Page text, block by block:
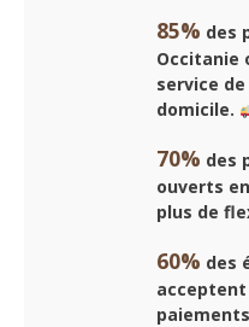
85% des
Occitanie
service
domicile.
70% des
ouverts
plus de
60% des